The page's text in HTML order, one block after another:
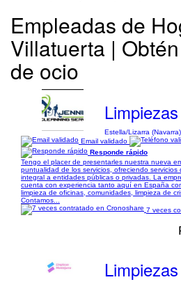
Empleadas de
Villatuerta |
de ocio
Estella/Lizarra
Email validado
Responde rápido
Tengo el placer de presentarles nuestra nueva
puntualidad de los servicios, ofreciendo servicios
integral a entidades públicas o privadas. La
cuenta con experiencia tanto aquí en España
limpieza de oficinas, comunidades, limpieza de
Contamos...
7 veces